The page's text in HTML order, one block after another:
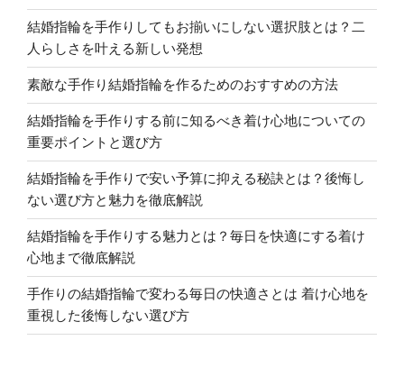
結婚指輪を手作りしてもお揃いにしない選択肢とは？二
人らしさを叶える新しい発想
素敵な手作り結婚指輪を作るためのおすすめの方法
結婚指輪を手作りする前に知るべき着け心地についての
重要ポイントと選び方
結婚指輪を手作りで安い予算に抑える秘訣とは？後悔し
ない選び方と魅力を徹底解説
結婚指輪を手作りする魅力とは？毎日を快適にする着け
心地まで徹底解説
手作りの結婚指輪で変わる毎日の快適さとは 着け心地を
重視した後悔しない選び方